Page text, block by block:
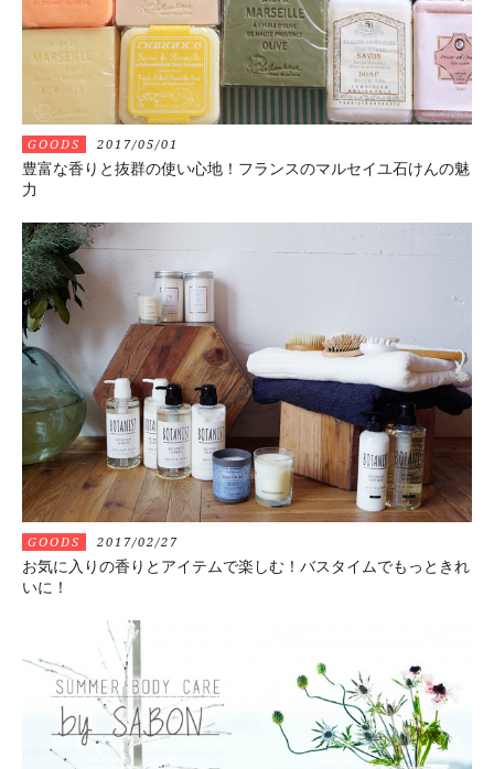
GOODS 2017/05/01
豊富な香りと抜群の使い心地！フランスのマルセイユ石けんの魅
力
GOODS 2017/02/27
お気に入りの香りとアイテムで楽しむ！バスタイムでもっときれ
いに！